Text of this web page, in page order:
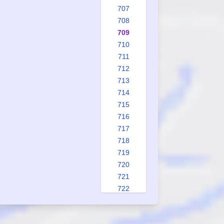
707
708
709
710
711
712
713
714
715
716
717
718
719
720
721
722